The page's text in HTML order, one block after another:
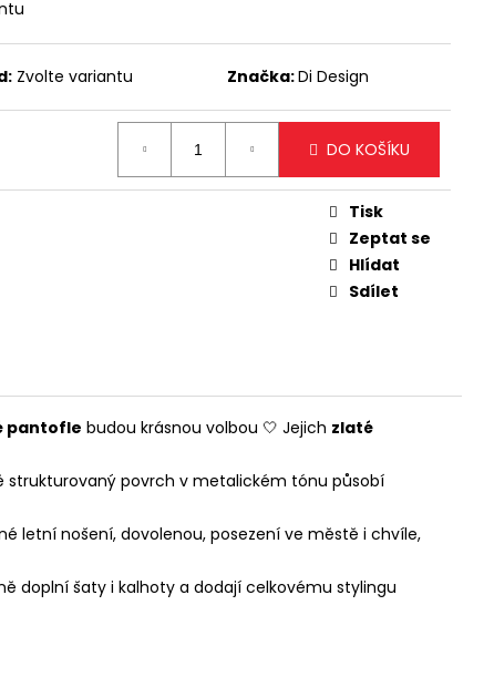
Zvolte variantu Značka:Di Design
DO KOŠÍKU
Tisk
Zeptat se
Hlídat
Sdílet
pantofle budou krásnou volbou 🤍 Jejich zlaté
strukturovaný povrch v metalickém tónu působí
letní nošení, dovolenou, posezení ve městě i chvíle,
doplní šaty i kalhoty a dodají celkovému stylingu
KABELKA NA